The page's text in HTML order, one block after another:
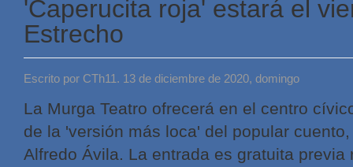
'Caperucita roja' estará el
Estrecho
Escrito por CTh11. 13 de diciembre de 2020, domingo
La Murga Teatro ofrecerá en el centro
de la 'versión más loca' del popular
Alfredo Ávila. La entrada es gratuita previa